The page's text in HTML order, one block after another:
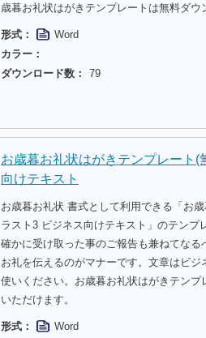
歳暮お礼状はがきテンプレートは無料ダウ
形式：
Word
カラー：
ダウンロード数：
79
お歳暮お礼状はがきテンプレート(
向けテキスト
お歳暮お礼状 書式として利用できる「お
ラスト3 ビジネス向けテキスト」のテンプ
確かに受け取った事のご報告も兼ねてな
お礼を伝えるのがマナーです。文章はビ
使いください。お歳暮お礼状はがきテン
いただけます。
形式：
Word